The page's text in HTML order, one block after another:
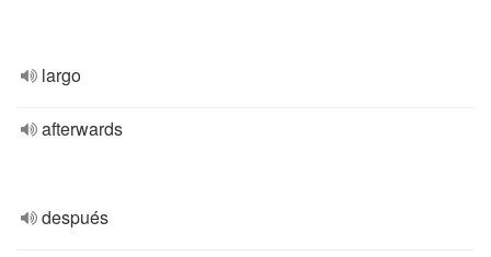
largo
afterwards
después